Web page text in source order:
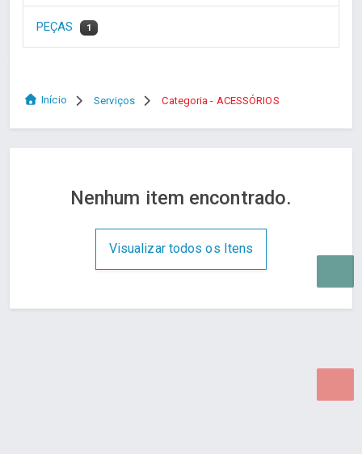
PEÇAS 1
Início Serviços Categoria - ACESSÓRIOS
Nenhum item encontrado.
Visualizar todos os Itens